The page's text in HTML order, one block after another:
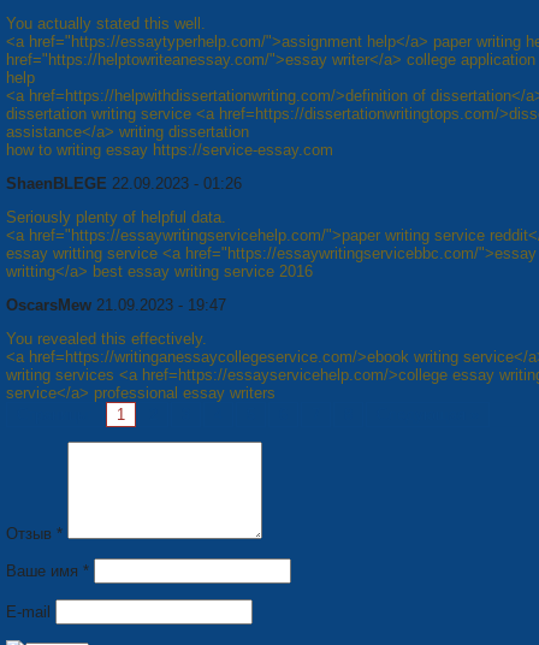
You actually stated this well.
<a href="https://essaytyperhelp.com/">assignment help</a> paper writing
href="https://helptowriteanessay.com/">essay writer</a> college
help
<a href=https://helpwithdissertationwriting.com/>definition of dissertation</
dissertation writing service <a href=https://dissertationwritingtops.com/
assistance</a> writing dissertation
how to writing essay https://service-essay.com
ShaenBLEGE 22.09.2023 - 01:26
Seriously plenty of helpful data.
<a href="https://essaywritingservicehelp.com/">paper writing service
essay writting service <a href="https://essaywritingservicebbc.com/">essay
writting</a> best essay writing service 2016
OscarsMew 21.09.2023 - 19:47
You revealed this effectively.
<a href=https://writinganessaycollegeservice.com/>ebook writing service</
writing services <a href=https://essayservicehelp.com/>college essay
service</a> professional essay writers
1
Отзыв *
Ваше имя *
E-mail